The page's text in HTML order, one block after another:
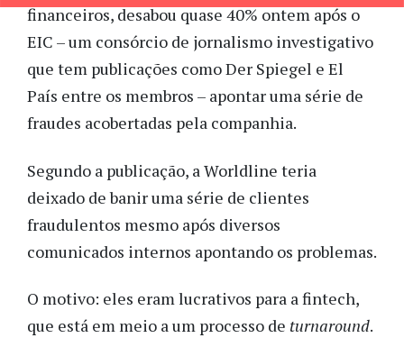
financeiros, desabou quase 40% ontem após o
EIC – um consórcio de jornalismo investigativo
que tem publicações como Der Spiegel e El
País entre os membros – apontar uma série de
fraudes acobertadas pela companhia.
Segundo a publicação, a Worldline teria
deixado de banir uma série de clientes
fraudulentos mesmo após diversos
comunicados internos apontando os problemas.
O motivo: eles eram lucrativos para a fintech,
que está em meio a um processo de turnaround.